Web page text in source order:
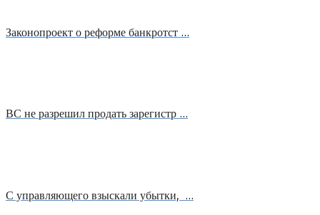
Законопроект о реформе банкротст …
ВС не разрешил продать зарегистр …
С управляющего взыскали убытки, …